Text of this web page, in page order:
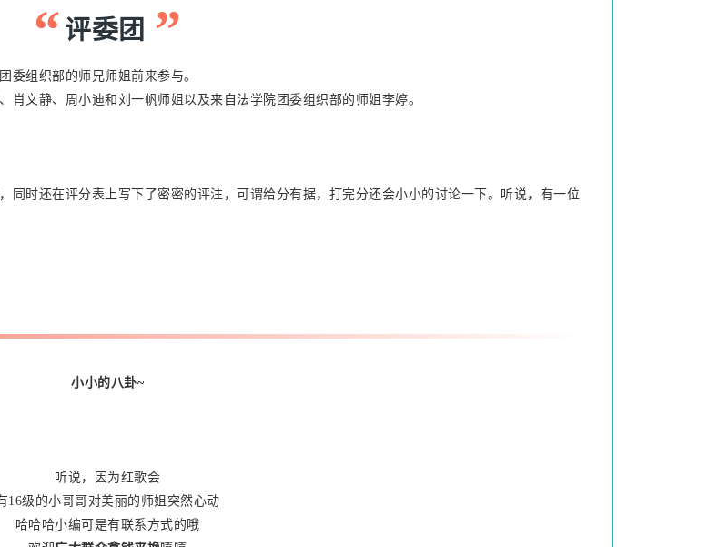
“ 评委团 ”
委组织部的师兄师姐前来参与。
文静、周小迪和刘一帆师姐以及来自法学院团委组织部的师姐李婷。
同时还在评分表上写下了密密的评注，可谓给分有据，打完分还会小小的讨论一下。听说，有一位
小小的八卦~
听说，因为红歌会
16级的小哥哥对美丽的师姐突然心动
哈哈哈小编可是有联系方式的哦